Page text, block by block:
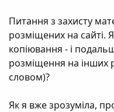
Питання з захисту
розміщених на сайті.
копіювання - і
розміщення на інших
словом)?
Як я вже зрозуміла,